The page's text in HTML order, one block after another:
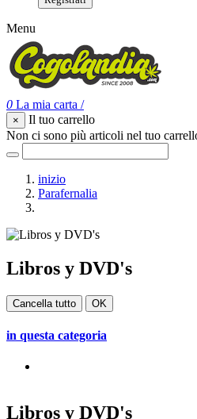
Menu
0 La mia carta /
×
Il tuo carrello
Non ci sono più articoli nel tuo
inizio
Parafernalia
Libros y DVD's
Cancella tutto OK
in questa categoria
Libros y DVD's